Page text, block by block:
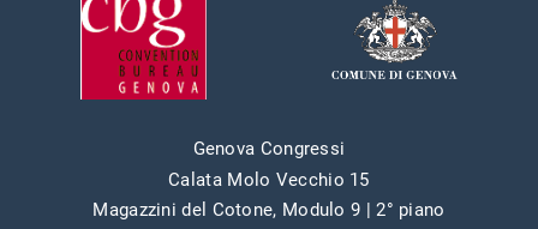
Genova Congressi
Calata Molo Vecchio 15
Magazzini del Cotone, Modulo 9 | 2° piano